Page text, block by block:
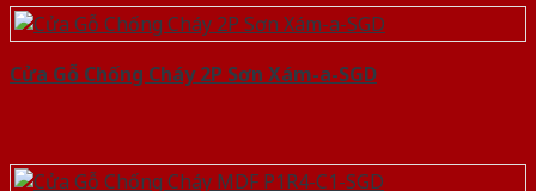
Cửa Gỗ Chống Cháy 2P Sơn Xám-a-SGD